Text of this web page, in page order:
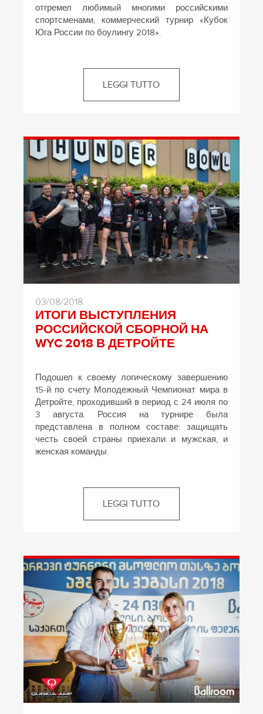
отгремел любимый многими российскими
спортсменами, коммерческий турнир «Кубок
Юга России по боулингу 2018».
LEGGI TUTTO
03/08/2018
ИТОГИ ВЫСТУПЛЕНИЯ
РОССИЙСКОЙ СБОРНОЙ НА
WYC 2018 В ДЕТРОЙТЕ
Подошел к своему логическому завершению
15-й по счету Молодежный Чемпионат мира в
Детройте, проходивший в период с 24 июля по
3 августа. Россия на турнире была
представлена в полном составе: защищать
честь своей страны приехали и мужская, и
женская команды.
LEGGI TUTTO